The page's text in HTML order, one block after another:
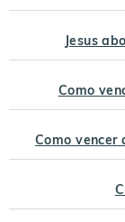
Jesus
Como
Como